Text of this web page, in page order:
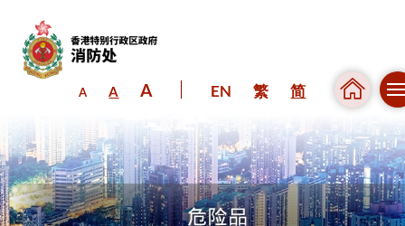
A A A EN 繁 简